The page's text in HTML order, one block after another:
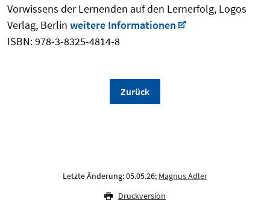
Vorwissens der Lernenden auf den Lernerfolg, Logos
Verlag, Berlin weitere Informationen
ISBN: 978-3-8325-4814-8
Zurück
Letzte Änderung: 05.05.26; Magnus Adler
Druckversion